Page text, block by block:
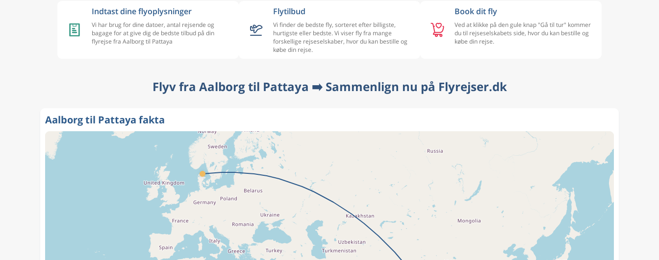
Indtast dine flyoplysninger
Vi har brug for dine datoer, antal rejsende og
bagage for at give dig de bedste tilbud på din
flyrejse fra Aalborg til Pattaya
Flytilbud
Vi finder de bedste fly, sorteret efter billigste,
hurtigste eller bedste. Vi viser fly fra mange
forskellige rejseselskaber, hvor du kan bestille og
købe din rejse.
Book dit fly
Ved at klikke på den gule knap "Gå til tur" kommer
du til rejseselskabets side, hvor du kan bestille og
købe din rejse.
Flyv fra Aalborg til Pattaya ➡️ Sammenlign nu på Flyrejser.dk
Aalborg til Pattaya fakta